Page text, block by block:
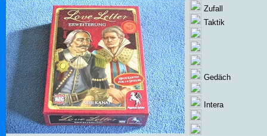
Zufall
Taktik
Gedäch
Intera